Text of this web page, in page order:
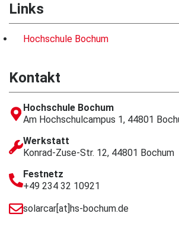
Links
Hochschule Bochum
Kontakt
Hochschule Bochum
Am Hochschulcampus 1, 44801
Werkstatt
Konrad-Zuse-Str. 12, 44801 Bochum
Festnetz
+49 234 32 10921
solarcar[at]hs-bochum.de